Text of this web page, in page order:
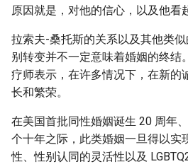
原因就是，对他的信心，以及他看
拉索夫-桑托斯的关系以及其他类
别转变并不一定意味着婚姻的终结
疗师表示，在许多情况下，在新的
长和繁荣。
在美国首批同性婚姻诞生 20 周年
个十年之际，此类婚姻一旦得以实
性、性别认同的灵活性以及